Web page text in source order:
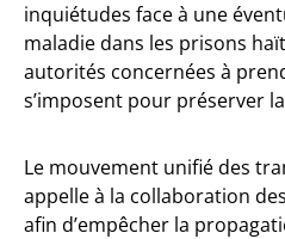
inquiétudes face à une
maladie dans les prisons
autorités concernées à
s’imposent pour préserver
Le mouvement unifié des
appelle à la collaboration
afin d’empêcher la